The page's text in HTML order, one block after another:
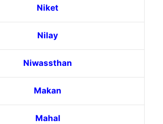
Niket
Nilay
Niwassthan
Makan
Mahal